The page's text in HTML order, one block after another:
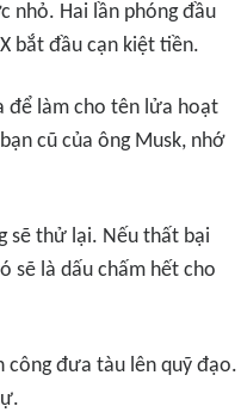
nhỏ. Hai lần phóng đầu
bắt đầu cạn kiệt tiền.
để làm cho tên lửa hoạt
cũ của ông Musk, nhớ
sẽ thử lại. Nếu thất bại
sẽ là dấu chấm hết cho
công đưa tàu lên quỹ đạo.